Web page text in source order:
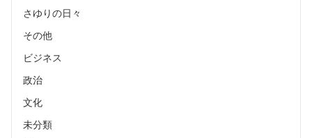
さゆりの日々
その他
ビジネス
政治
文化
未分類